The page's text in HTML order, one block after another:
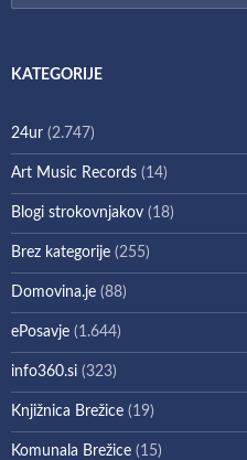
KATEGORIJE
24ur (2.747)
Art Music Records (14)
Blogi strokovnjakov (18)
Brez kategorije (255)
Domovina.je (88)
ePosavje (1.644)
info360.si (323)
Knjižnica Brežice (19)
Komunala Brežice (15)